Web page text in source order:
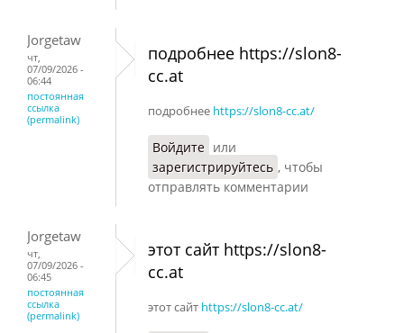
Jorgetaw
чт,
07/09/2026 -
06:44
постоянная
ссылка
(permalink)
подробнее https://slon8-
cc.at
подробнее https://slon8-cc.at/
Войдите или
зарегистрируйтесь , чтобы
отправлять комментарии
Jorgetaw
чт,
07/09/2026 -
06:45
постоянная
ссылка
(permalink)
этот сайт https://slon8-
cc.at
этот сайт https://slon8-cc.at/